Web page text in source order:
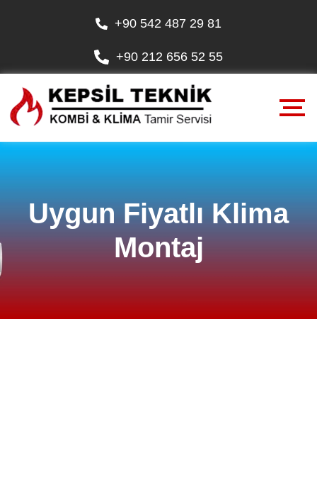
+90 542 487 29 81
+90 212 656 52 55
Uygun Fiyatlı Klima
Montaj